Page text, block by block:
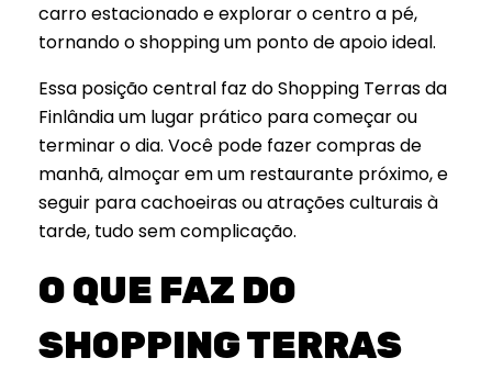
carro estacionado e explorar o centro a pé,
tornando o shopping um ponto de apoio ideal.
Essa posição central faz do Shopping Terras da
Finlândia um lugar prático para começar ou
terminar o dia. Você pode fazer compras de
manhã, almoçar em um restaurante próximo, e
seguir para cachoeiras ou atrações culturais à
tarde, tudo sem complicação.
O QUE FAZ DO
SHOPPING TERRAS